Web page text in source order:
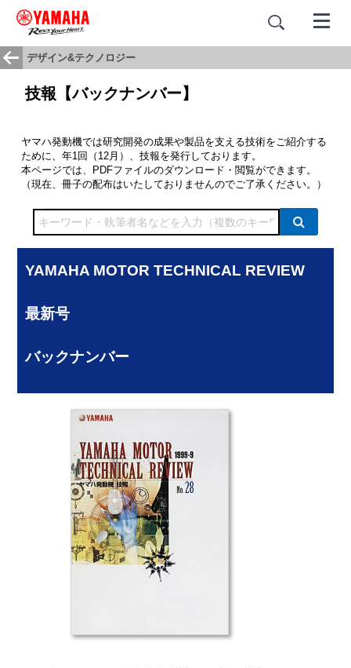
デザイン&テクノロジー
技報【バックナンバー】
ヤマハ発動機では研究開発の成果や製品を支える技術をご紹介する
ために、年1回（12月）、技報を発行しております。
本ページでは、PDFファイルのダウンロード・閲覧ができます。
（現在、冊子の配布はいたしておりませんのでご了承ください。）
YAMAHA MOTOR TECHNICAL REVIEW
最新号
バックナンバー